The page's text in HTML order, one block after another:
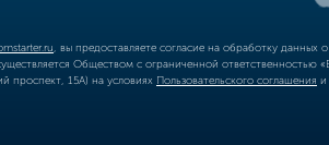
, вы предоставляете согласие на обработку
Обществом с ограниченной
проспект, 15А) на условиях Пользовательского соглашения и